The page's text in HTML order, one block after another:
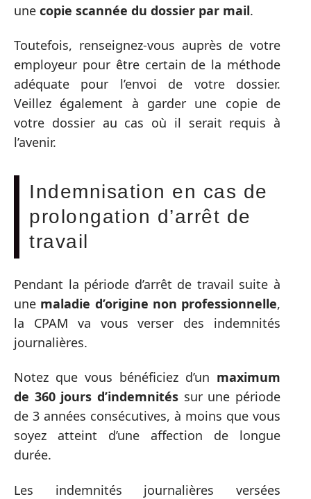
une copie scannée du dossier par mail.
Toutefois, renseignez-vous auprès de votre
employeur pour être certain de la méthode
adéquate pour l’envoi de votre dossier.
Veillez également à garder une copie de
votre dossier au cas où il serait requis à
l’avenir.
Indemnisation en cas de
prolongation d’arrêt de
travail
Pendant la période d’arrêt de travail suite à
une maladie d’origine non professionnelle,
la CPAM va vous verser des indemnités
journalières.
Notez que vous bénéficiez d’un maximum
de 360 jours d’indemnités sur une période
de 3 années consécutives, à moins que vous
soyez atteint d’une affection de longue
durée.
Les indemnités journalières versées